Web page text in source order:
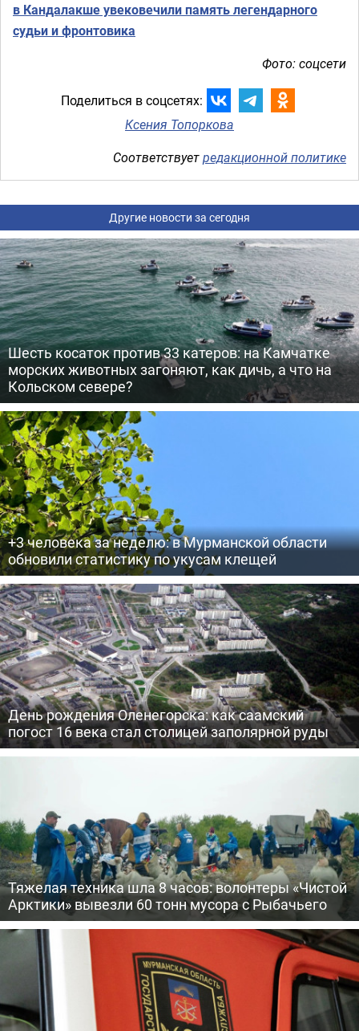
в Кандалакше увековечили память легендарного
судьи и фронтовика
Фото: соцсети
Поделиться в соцсетях:
Ксения Топоркова
Соответствуетредакционной политике
Другие новости за сегодня
Шесть косаток против 33 катеров: на Камчатке
морских животных загоняют, как дичь, а что на
Кольском севере?
+3 человека за неделю: в Мурманской области
обновили статистику по укусам клещей
День рождения Оленегорска: как саамский
погост 16 века стал столицей заполярной руды
Тяжелая техника шла 8 часов: волонтеры «Чистой
Арктики» вывезли 60 тонн мусора с Рыбачьего